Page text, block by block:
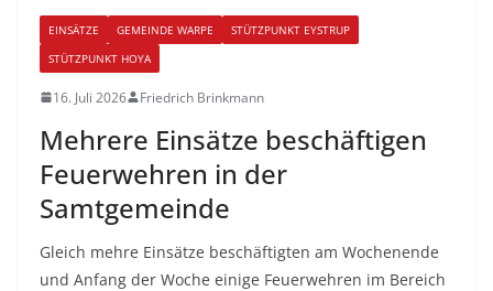
EINSÄTZE GEMEINDE WARPE
STÜTZPUNKT EYSTRUP
STÜTZPUNKT HOYA
16. Juli 2026 Friedrich Brinkmann
Mehrere Einsätze beschäftigen
Feuerwehren in der
Samtgemeinde
Gleich mehre Einsätze beschäftigten am Wochenende
und Anfang der Woche einige Feuerwehren im Bereich